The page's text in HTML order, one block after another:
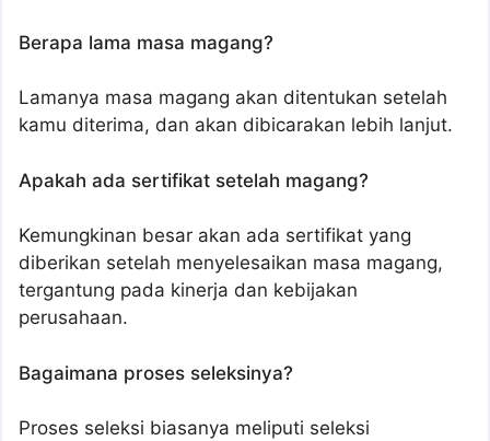
Berapa lama masa magang?
Lamanya masa magang akan ditentukan setelah
kamu diterima, dan akan dibicarakan lebih lanjut.
Apakah ada sertifikat setelah magang?
Kemungkinan besar akan ada sertifikat yang
diberikan setelah menyelesaikan masa magang,
tergantung pada kinerja dan kebijakan
perusahaan.
Bagaimana proses seleksinya?
Proses seleksi biasanya meliputi seleksi